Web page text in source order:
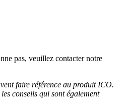
pas, veuillez contacter notre
faire référence au produit ICO.
conseils qui sont également